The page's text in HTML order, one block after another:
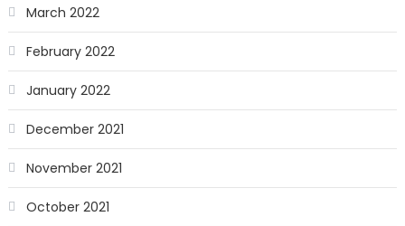
March 2022
February 2022
January 2022
December 2021
November 2021
October 2021